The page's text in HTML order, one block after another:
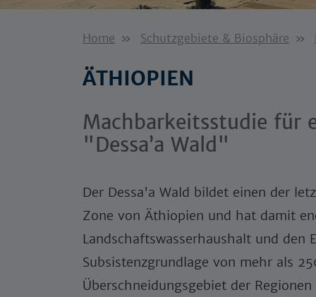
Home Schutzgebiete & Biosphäre
ÄTHIOPIEN
Machbarkeitsstudie für
"Dessa’a Wald"
Der Dessa'a Wald bildet einen der
Zone von Äthiopien und hat damit
Landschaftswasserhaushalt und
Subsistenzgrundlage von mehr als
Überschneidungsgebiet der